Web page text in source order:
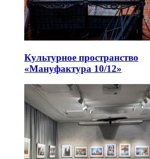
Культурное пространство
«Мануфактура 10/12»